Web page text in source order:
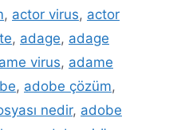
, actor virus, actor
, adage, adage
virus, adame
, adobe çözüm,
nedir, adobe